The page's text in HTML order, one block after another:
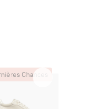
Chances